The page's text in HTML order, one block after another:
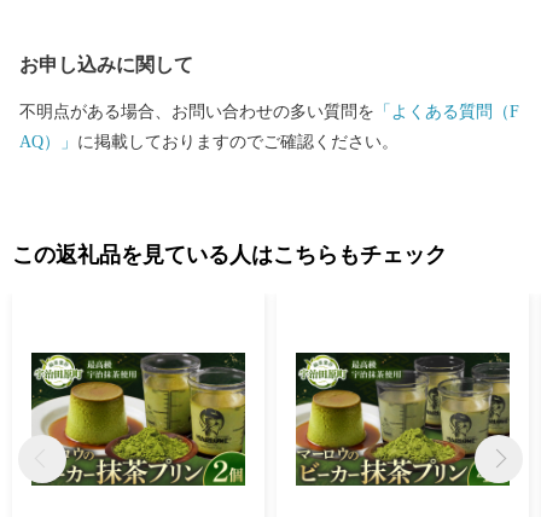
お申し込みに関して
不明点がある場合、お問い合わせの多い質問を 「よくある質問（F
AQ）」 に掲載しておりますのでご確認ください。
この返礼品を見ている人はこちらもチェック